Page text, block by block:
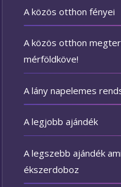
A közös otthon fényei
A közös otthon
mérföldköve!
A lány napelemes
A legjobb ajándék
A legszebb ajándék
ékszerdoboz